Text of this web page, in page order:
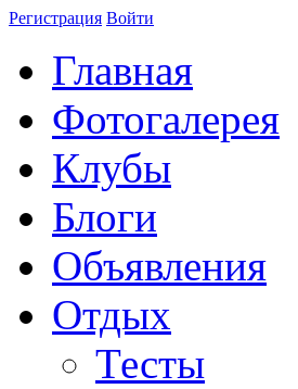
Регистрация Войти
Главная
Фотогалерея
Клубы
Блоги
Объявления
Отдых
Тесты